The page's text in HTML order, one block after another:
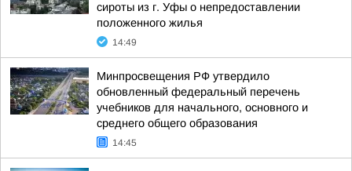
сироты из г. Уфы о непредоставлении
положенного жилья
14:49
Минпросвещения РФ утвердило
обновленный федеральный перечень
учебников для начального, основного и
среднего общего образования
14:45